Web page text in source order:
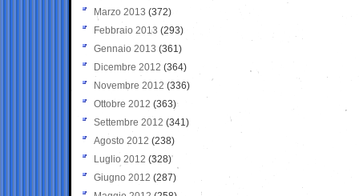
Marzo 2013 (372)
Febbraio 2013 (293)
Gennaio 2013 (361)
Dicembre 2012 (364)
Novembre 2012 (336)
Ottobre 2012 (363)
Settembre 2012 (341)
Agosto 2012 (238)
Luglio 2012 (328)
Giugno 2012 (287)